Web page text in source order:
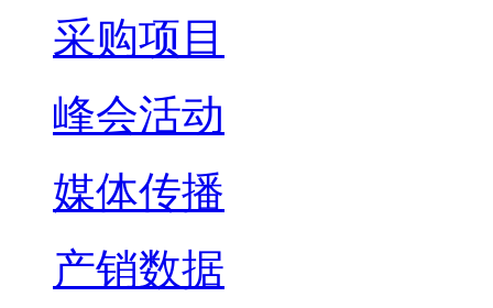
采购项目
峰会活动
媒体传播
产销数据